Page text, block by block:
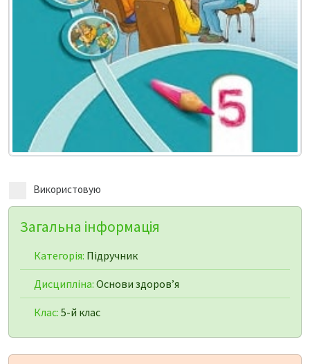
Використовую
Загальна інформація
Категорія: Підручник
Дисципліна: Основи здоров’я
Клас: 5-й клас